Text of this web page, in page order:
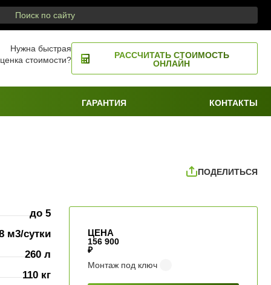
Нужна быстрая
стоимости?
РАССЧИТАТЬ СТОИМОСТЬ
ОНЛАЙН
ГАРАНТИЯ КОНТАКТЫ
ПОДЕЛИТЬСЯ
до 5
м3/сутки
260 л
110 кг
ЦЕНА
156 900
₽
Монтаж под ключ